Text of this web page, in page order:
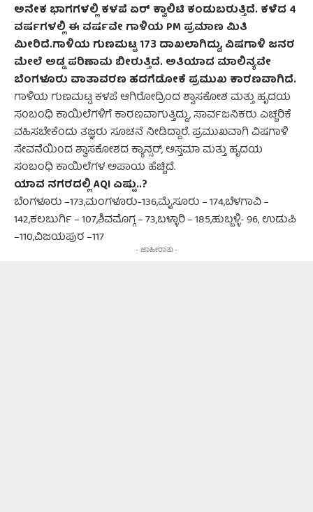
ಅನೇಕ ಭಾಗಗಳಲ್ಲಿ ಕಳಪೆ ಏರ್ ಕ್ವಾಲಿಟಿ ಕಂಡುಬರುತ್ತಿದೆ. ಕಳೆದ 4
ವರ್ಷಗಳಲ್ಲಿ ಈ ವರ್ಷವೇ ಗಾಳಿಯ PM ಪ್ರಮಾಣ ಮಿತಿ
ಮೀರಿದೆ.ಗಾಳಿಯ ಗುಣಮಟ್ಟ 173 ದಾಖಲಾಗಿದ್ದು, ವಿಷಗಾಳಿ ಜನರ
ಮೇಲೆ ಅಡ್ಡ ಪರಿಣಾಮ ಬೀರುತ್ತಿದೆ. ಅತಿಯಾದ ಮಾಲಿನ್ಯವೇ
ಬೆಂಗಳೂರು ವಾತಾವರಣ ಹದಗೆಡೋಕೆ ಪ್ರಮುಖ ಕಾರಣವಾಗಿದೆ.
ಗಾಳಿಯ ಗುಣಮಟ್ಟ ಕಳಪೆ ಆಗಿರೋದ್ರಿಂದ ಶ್ವಾಸಕೋಶ ಮತ್ತು ಹೃದಯ
ಸಂಬಂಧಿ ಕಾಯಿಲೆಗಳಿಗೆ ಕಾರಣವಾಗುತ್ತಿದ್ದು, ಸಾರ್ವಜನಿಕರು ಎಚ್ಚರಿಕೆ
ವಹಿಸಬೇಕೆಂದು ತಜ್ಞರು ಸೂಚನೆ ನೀಡಿದ್ದಾರೆ. ಪ್ರಮುಖವಾಗಿ ವಿಷಗಾಳಿ
ಸೇವನೆಯಿಂದ ಶ್ವಾಸಕೋಶದ ಕ್ಯಾನ್ಸರ್, ಅಸ್ತಮಾ ಮತ್ತು ಹೃದಯ
ಸಂಬಂಧಿ ಕಾಯಿಲೆಗಳ ಅಪಾಯ ಹೆಚ್ಚಿದೆ.
ಯಾವ ನಗರದಲ್ಲಿ AQI ಎಷ್ಟು..?
ಬೆಂಗಳೂರು –173,ಮಂಗಳೂರು-136,ಮೈಸೂರು – 174,ಬೆಳಗಾವಿ –
142,ಕಲಬುರ್ಗಿ – 107,ಶಿವಮೊಗ್ಗ – 73,ಬಳ್ಳಾರಿ – 185,ಹುಬ್ಬಳ್ಳಿ- 96, ಉಡುಪಿ
–110,ವಿಜಯಪುರ –117
- ಜಾಹೀರಾತು -